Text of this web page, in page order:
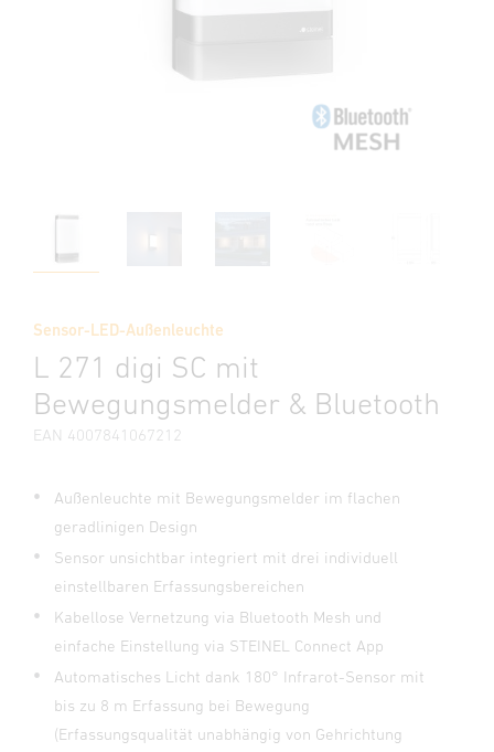
Sensor-LED-Außenleuchte
L 271 digi SC mit
Bewegungsmelder & Bluetooth
EAN 4007841067212
Außenleuchte mit Bewegungsmelder im flachen
geradlinigen Design
Sensor unsichtbar integriert mit drei individuell
einstellbaren Erfassungsbereichen
Kabellose Vernetzung via Bluetooth Mesh und
einfache Einstellung via STEINEL Connect App
Automatisches Licht dank 180° Infrarot-Sensor mit
bis zu 8 m Erfassung bei Bewegung
(Erfassungsqualität unabhängig von Gehrichtung